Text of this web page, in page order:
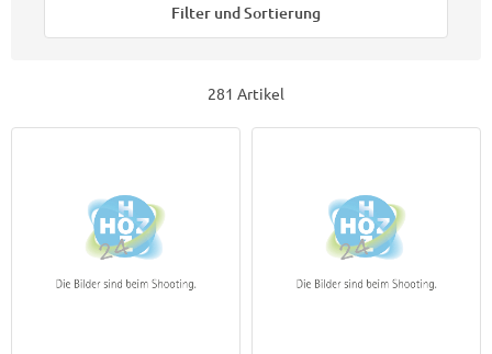
Filter und Sortierung
281 Artikel